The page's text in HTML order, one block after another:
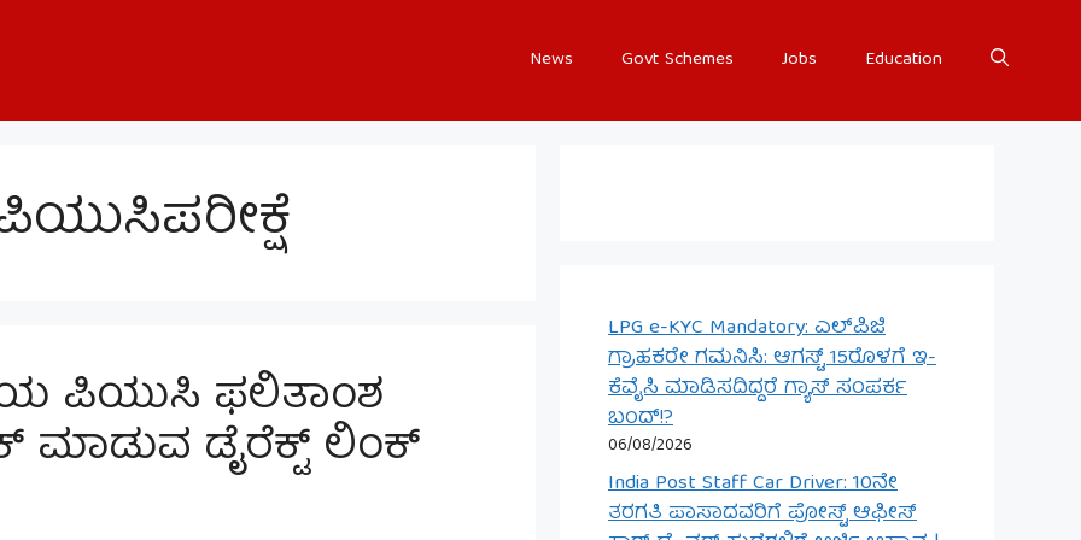
News Govt Schemes Jobs Education
ಪಿಯುಸಿ ಫಲಿತಾಂಶ
ಮಾಡುವ ಡೈರೆಕ್ಟ್ ಲಿಂಕ್
LPG e-KYC Mandatory: ಎಲ್‌ಪಿಜಿ
ಗ್ರಾಹಕರೇ ಗಮನಿಸಿ: ಆಗಸ್ಟ್ 15ರೊಳಗೆ ಇ-
ಕೆವೈಸಿ ಮಾಡಿಸದಿದ್ದರೆ ಗ್ಯಾಸ್ ಸಂಪರ್ಕ
ಬಂದ್!?
06/08/2026
India Post Staff Car Driver: 10ನೇ
ತರಗತಿ ಪಾಸಾದವರಿಗೆ ಪೋಸ್ಟ್ ಆಫೀಸ್